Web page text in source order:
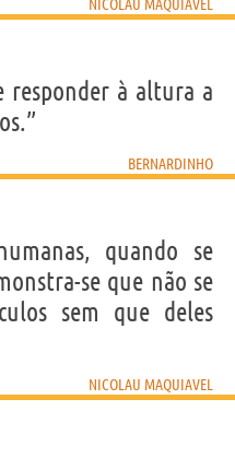
NICOLAU MAQUIAVEL
responder à altura a
BERNARDINHO
quando se
se que não se
sem que deles
NICOLAU MAQUIAVEL